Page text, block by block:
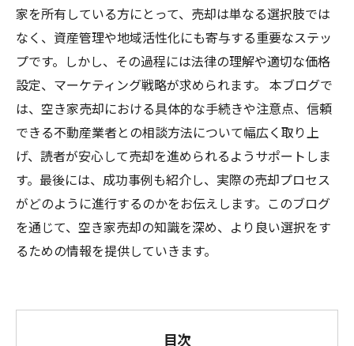
家を所有している方にとって、売却は単なる選択肢では
なく、資産管理や地域活性化にも寄与する重要なステッ
プです。しかし、その過程には法律の理解や適切な価格
設定、マーケティング戦略が求められます。 本ブログで
は、空き家売却における具体的な手続きや注意点、信頼
できる不動産業者との相談方法について幅広く取り上
げ、読者が安心して売却を進められるようサポートしま
す。最後には、成功事例も紹介し、実際の売却プロセス
がどのように進行するのかをお伝えします。このブログ
を通じて、空き家売却の知識を深め、より良い選択をす
るための情報を提供していきます。
目次